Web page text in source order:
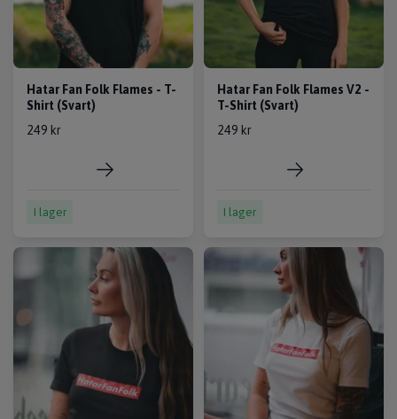
Hatar Fan Folk Flames - T-
Shirt (Svart)
249 kr
I lager
Hatar Fan Folk Flames V2 -
T-Shirt (Svart)
249 kr
I lager